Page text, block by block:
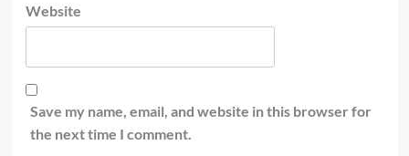
Website
Save my name, email, and website in this browser for
the next time I comment.